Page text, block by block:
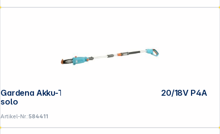
Gardena Akku-Telesk.Hochentaster TCS 20/18V P4A
solo
Artikel-Nr.:584411